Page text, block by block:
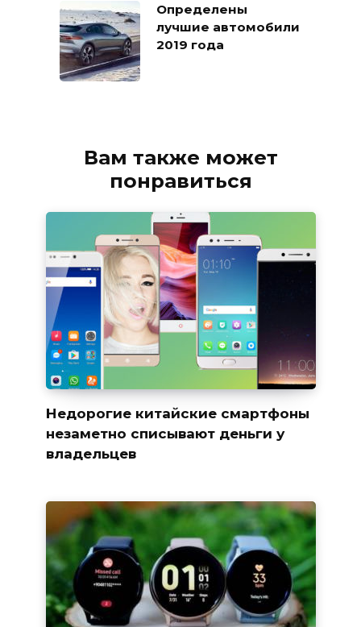
Определены
лучшие автомобили
2019 года
Вам также может
понравиться
Недорогие китайские смартфоны
незаметно списывают деньги у
владельцев